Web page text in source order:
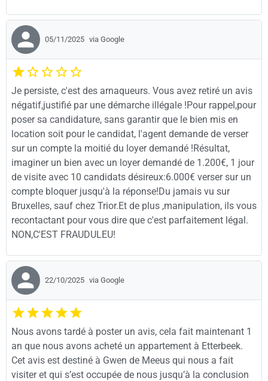
05/11/2025 via Google
Je persiste, c'est des arnaqueurs. Vous avez retiré un avis
négatif,justifié par une démarche illégale !Pour rappel,pour
poser sa candidature, sans garantir que le bien mis en
location soit pour le candidat, l'agent demande de verser
sur un compte la moitié du loyer demandé !Résultat,
imaginer un bien avec un loyer demandé de 1.200€, 1 jour
de visite avec 10 candidats désireux:6.000€ verser sur un
compte bloquer jusqu'à la réponse!Du jamais vu sur
Bruxelles, sauf chez Trior.Et de plus ,manipulation, ils vous
recontactant pour vous dire que c'est parfaitement légal.
NON,C'EST FRAUDULEU!
22/10/2025 via Google
Nous avons tardé à poster un avis, cela fait maintenant 1
an que nous avons acheté un appartement à Etterbeek.
Cet avis est destiné à Gwen de Meeus qui nous a fait
visiter et qui s’est occupée de nous jusqu’à la conclusion